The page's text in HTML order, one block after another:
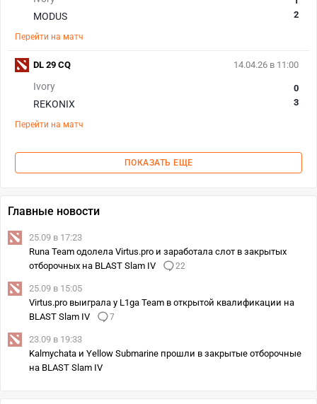
MODUS
2
Перейти на матч
14.04.26 в 11:00
Ivory
REKONIX
0
3
Перейти на матч
DL 29 CQ
ПОКАЗАТЬ ЕЩЕ
Главные новости
25.09 в 17:23
Runa Team одолела Virtus.pro и заработала слот в закрытых
отборочных на BLAST Slam IV
22
25.09 в 15:05
Virtus.pro выиграла у L1ga Team в открытой квалификации на
BLAST Slam IV
7
23.09 в 19:33
Kalmychata и Yellow Submarine прошли в закрытые отборочные
на BLAST Slam IV